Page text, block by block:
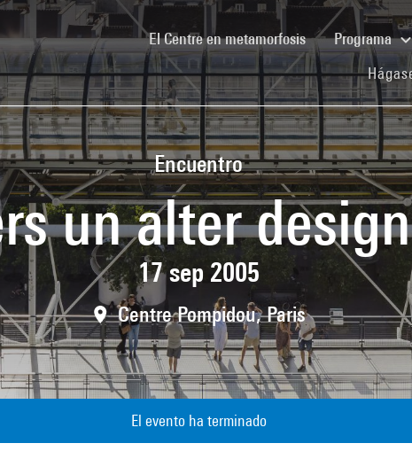
El Centre en metamorfosis(current)Programa
Encuentro
un alter
17 sep 2005
Centre Pompidou, Paris
El evento ha terminado